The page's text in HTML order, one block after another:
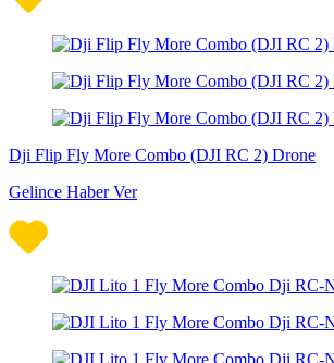
Dji Flip Fly More Combo (DJI RC 2) Drone
Gelince Haber Ver